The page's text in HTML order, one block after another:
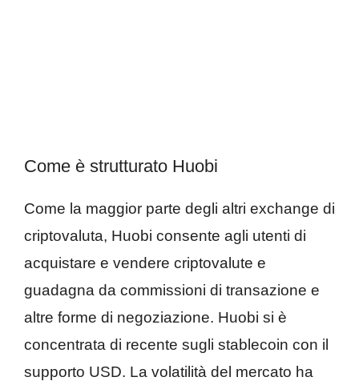
Come è strutturato Huobi
Come la maggior parte degli altri exchange di
criptovaluta, Huobi consente agli utenti di
acquistare e vendere criptovalute e
guadagna da commissioni di transazione e
altre forme di negoziazione. Huobi si è
concentrata di recente sugli stablecoin con il
supporto USD. La volatilità del mercato ha